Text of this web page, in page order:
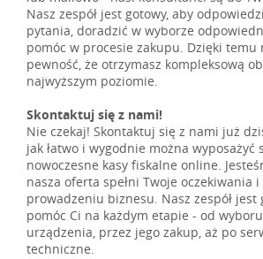
Nasz zespół jest gotowy, aby
pytania, doradzić w wyborze
pomóc w procesie zakupu. Dzięki temu
pewność, że otrzymasz kompleksową
najwyższym poziomie.
Skontaktuj się z nami!
Nie czekaj! Skontaktuj się z nami już
jak łatwo i wygodnie można wyposażyć
nowoczesne kasy fiskalne online.
nasza oferta spełni Twoje oczekiwania
prowadzeniu biznesu. Nasz zespół jest
pomóc Ci na każdym etapie - od
urządzenia, przez jego zakup, aż po
techniczne.